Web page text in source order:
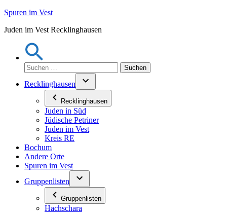
Zum
springen
Spuren im Vest
Juden im Vest Recklinghausen
Suchen
nach:
Recklinghausen
Recklinghausen
Juden in Süd
Jüdische Petriner
Juden im Vest
Kreis RE
Bochum
Andere Orte
Spuren im Vest
Gruppenlisten
Gruppenlisten
Hachschara